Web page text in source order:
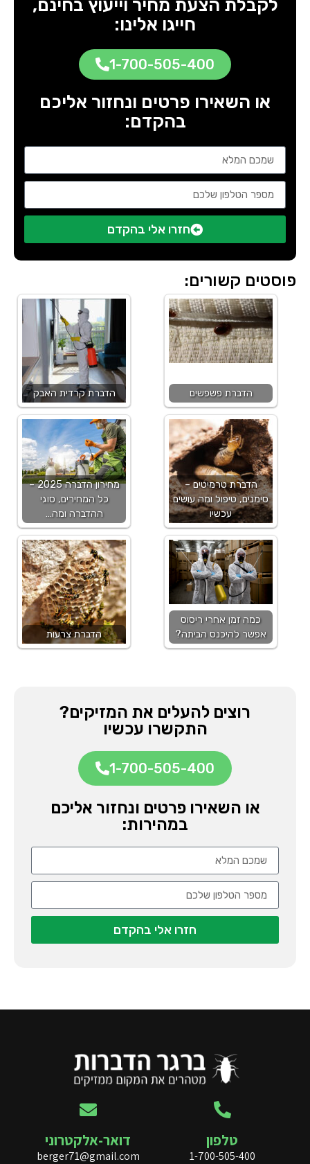
לקבלת הצעת מחיר וייעוץ בחינם,
חייגו אלינו:
1-700-505-400
או השאירו פרטים ונחזור אליכם
בהקדם:
חזרו אלי בהקדם
פוסטים קשורים:
הדברת פשפשים
הדברת טרמיטים –
סימנים, טיפול ומה עושים
עכשיו
כמה זמן אחרי ריסוס
אפשר להיכנס הביתה?
הדברת קרדית האבק
מחירון הדברה 2025 –
כל המחירים, סוגי
ההדברה ומה…
הדברת צרעות
רוצים להעלים את המזיקים?
התקשרו עכשיו
1-700-505-400
או השאירו פרטים ונחזור אליכם
במהירות:
חזרו אלי בהקדם
טלפון
1-700-505-400
דואר-אלקטרוני
berger71@gmail.com